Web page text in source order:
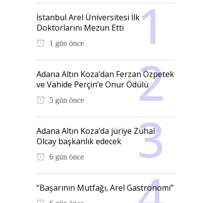
İstanbul Arel Üniversitesi İlk
Doktorlarını Mezun Etti
1 gün önce
Adana Altın Koza’dan Ferzan Özpetek
ve Vahide Perçin’e Onur Ödülü
5 gün önce
Adana Altın Koza’da jüriye Zuhal
Olcay başkanlık edecek
6 gün önce
“Başarının Mutfağı, Arel Gastronomi”